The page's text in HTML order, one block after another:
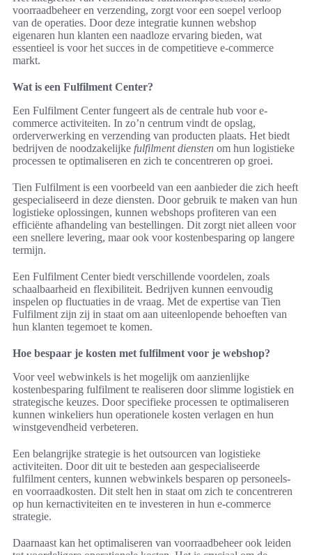
voorraadbeheer en verzending, zorgt voor een soepel verloop
van de operaties. Door deze integratie kunnen webshop
eigenaren hun klanten een naadloze ervaring bieden, wat
essentieel is voor het succes in de competitieve e-commerce
markt.
Wat is een Fulfilment Center?
Een Fulfilment Center fungeert als de centrale hub voor e-
commerce activiteiten. In zo’n centrum vindt de opslag,
orderverwerking en verzending van producten plaats. Het biedt
bedrijven de noodzakelijke fulfilment diensten om hun logistieke
processen te optimaliseren en zich te concentreren op groei.
Tien Fulfilment is een voorbeeld van een aanbieder die zich heeft
gespecialiseerd in deze diensten. Door gebruik te maken van hun
logistieke oplossingen, kunnen webshops profiteren van een
efficiënte afhandeling van bestellingen. Dit zorgt niet alleen voor
een snellere levering, maar ook voor kostenbesparing op langere
termijn.
Een Fulfilment Center biedt verschillende voordelen, zoals
schaalbaarheid en flexibiliteit. Bedrijven kunnen eenvoudig
inspelen op fluctuaties in de vraag. Met de expertise van Tien
Fulfilment zijn zij in staat om aan uiteenlopende behoeften van
hun klanten tegemoet te komen.
Hoe bespaar je kosten met fulfilment voor je webshop?
Voor veel webwinkels is het mogelijk om aanzienlijke
kostenbesparing fulfilment te realiseren door slimme logistiek en
strategische keuzes. Door specifieke processen te optimaliseren
kunnen winkeliers hun operationele kosten verlagen en hun
winstgevendheid verbeteren.
Een belangrijke strategie is het outsourcen van logistieke
activiteiten. Door dit uit te besteden aan gespecialiseerde
fulfilment centers, kunnen webwinkels besparen op personeels-
en voorraadkosten. Dit stelt hen in staat om zich te concentreren
op hun kernactiviteiten en te investeren in hun e-commerce
strategie.
Daarnaast kan het optimaliseren van voorraadbeheer ook leiden